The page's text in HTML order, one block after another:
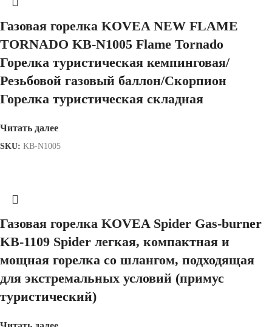
Газовая горелка KOVEA NEW FLAME
TORNADO KB-N1005 Flame Tornado
Горелка туристическая кемпинговая/
Резьбовой газовый баллон/Скорпион
Горелка туристическая складная
Читать далее
SKU: KB-N1005
Газовая горелка KOVEA Spider Gas-burner
KB-1109 Spider легкая, компактная и
мощная горелка со шлангом, подходящая
для экстремальных условий (примус
туристический)